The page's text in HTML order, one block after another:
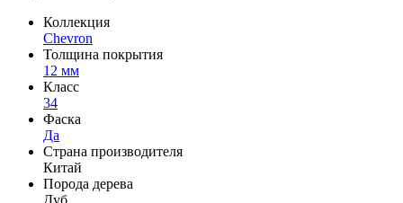
Коллекция
Chevron
Толщина покрытия
12 мм
Класс
34
Фаска
Да
Страна производителя
Китай
Порода дерева
Дуб